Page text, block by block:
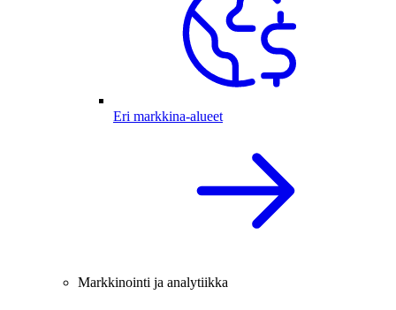
Eri markkina-alueet
Markkinointi ja analytiikka